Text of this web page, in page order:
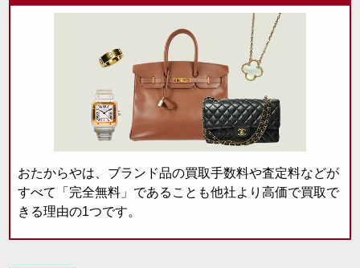
おたからやは、ブランド品の買取手数料や査定料などが
すべて「完全無料」であることも他社より高価で買取で
きる理由の1つです。